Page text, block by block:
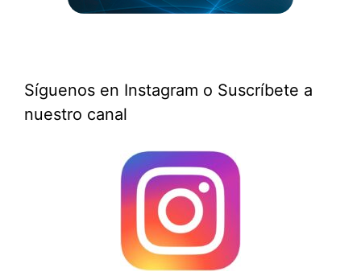
Síguenos en Instagram o Suscríbete a
nuestro canal